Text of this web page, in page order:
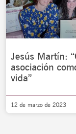
Jesús Martín:
asociación
vida”
12 de marzo de 2023